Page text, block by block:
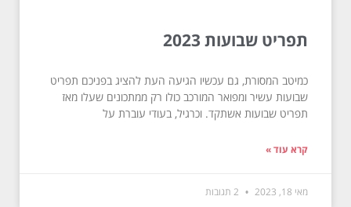
תפריט שבועות 2023
כמיטב המסורת, גם עכשיו הגיעה העת להציג בפניכם תפריט
שבועות עשיר ומפואר המורכב כולו רק ממתכונים שעלו מאז
תפריט שבועות אשתקד. וכרגיל, בעודי עוברת על
קרא עוד »
מאי 18, 2023